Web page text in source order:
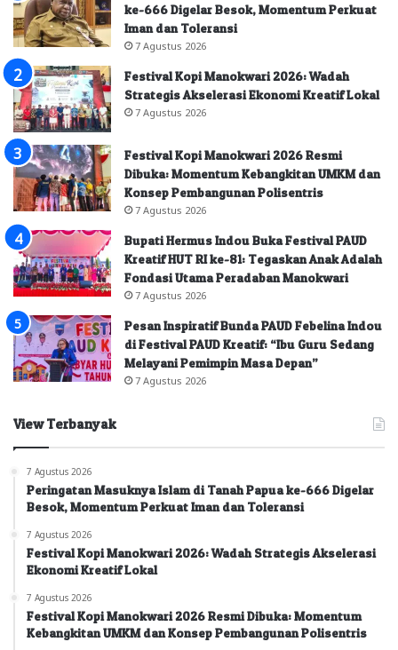
ke-666 Digelar Besok, Momentum Perkuat
Iman dan Toleransi
7 Agustus 2026
Festival Kopi Manokwari 2026: Wadah
Strategis Akselerasi Ekonomi Kreatif Lokal
7 Agustus 2026
Festival Kopi Manokwari 2026 Resmi
Dibuka: Momentum Kebangkitan UMKM dan
Konsep Pembangunan Polisentris
7 Agustus 2026
Bupati Hermus Indou Buka Festival PAUD
Kreatif HUT RI ke-81: Tegaskan Anak Adalah
Fondasi Utama Peradaban Manokwari
7 Agustus 2026
Pesan Inspiratif Bunda PAUD Febelina Indou
di Festival PAUD Kreatif: “Ibu Guru Sedang
Melayani Pemimpin Masa Depan”
7 Agustus 2026
View Terbanyak
7 Agustus 2026
Peringatan Masuknya Islam di Tanah Papua ke-666 Digelar
Besok, Momentum Perkuat Iman dan Toleransi
7 Agustus 2026
Festival Kopi Manokwari 2026: Wadah Strategis Akselerasi
Ekonomi Kreatif Lokal
7 Agustus 2026
Festival Kopi Manokwari 2026 Resmi Dibuka: Momentum
Kebangkitan UMKM dan Konsep Pembangunan Polisentris